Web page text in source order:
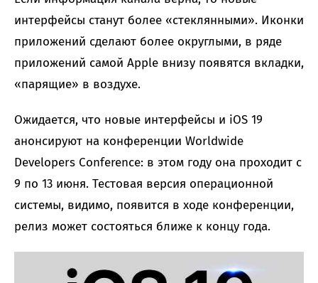
интерфейсы станут более «стеклянными». Иконки
приложений сделают более округлыми, в ряде
приложений самой Apple внизу появятся вкладки,
«парящие» в воздухе.
Ожидается, что новые интерфейсы и iOS 19
анонсируют на конференции Worldwide
Developers Conference: в этом году она проходит с
9 по 13 июня. Тестовая версия операционной
системы, видимо, появится в ходе конференции,
релиз может состояться ближе к концу года.